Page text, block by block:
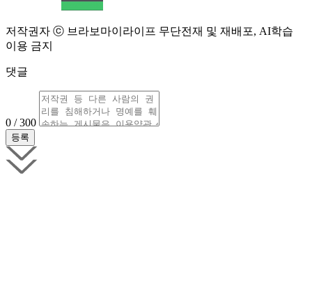
저작권자 ⓒ 브라보마이라이프 무단전재 및 재배포, AI학습
이용 금지
댓글
0 / 300